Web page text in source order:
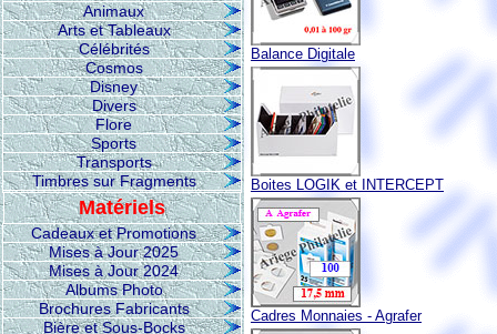
Animaux
Arts et Tableaux
Célébrités
Cosmos
Disney
Divers
Flore
Sports
Transports
Timbres sur Fragments
Matériels
Cadeaux et Promotions
Mises à Jour 2025
Mises à Jour 2024
Albums Photo
Brochures Fabricants
Bière et Sous-Bocks
Balance Digitale
Boites LOGIK et INTERCEPT
Cadres Monnaies - Agrafer